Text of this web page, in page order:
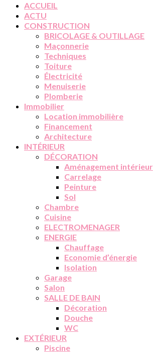
ACCUEIL
ACTU
CONSTRUCTION
BRICOLAGE & OUTILLAGE
Maçonnerie
Techniques
Toiture
Électricité
Menuiserie
Plomberie
Immobilier
Location immobilière
Financement
Architecture
INTÉRIEUR
DÉCORATION
Aménagement intérieur
Carrelage
Peinture
Sol
Chambre
Cuisine
ELECTROMENAGER
ENERGIE
Chauffage
Economie d’énergie
Isolation
Garage
Salon
SALLE DE BAIN
Décoration
Douche
WC
EXTÉRIEUR
Piscine